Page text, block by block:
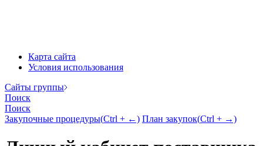
Карта сайта
Условия использования
Cайты группы
Поиск
Поиск
Закупочные процедуры(Ctrl + ←) План закупок(Ctrl + →)